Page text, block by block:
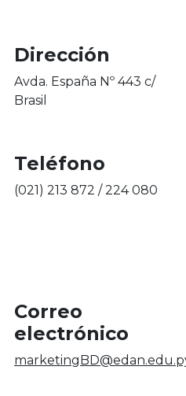
Dirección
Avda. España Nº 443 c/
Brasil
Teléfono
(021) 213 872 / 224 080
Correo
electrónico